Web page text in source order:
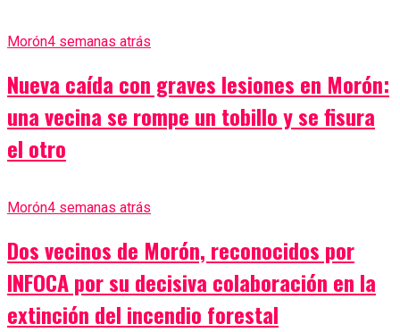
Morón4 semanas atrás
Nueva caída con graves lesiones en Morón:
una vecina se rompe un tobillo y se fisura
el otro
Morón4 semanas atrás
Dos vecinos de Morón, reconocidos por
INFOCA por su decisiva colaboración en la
extinción del incendio forestal